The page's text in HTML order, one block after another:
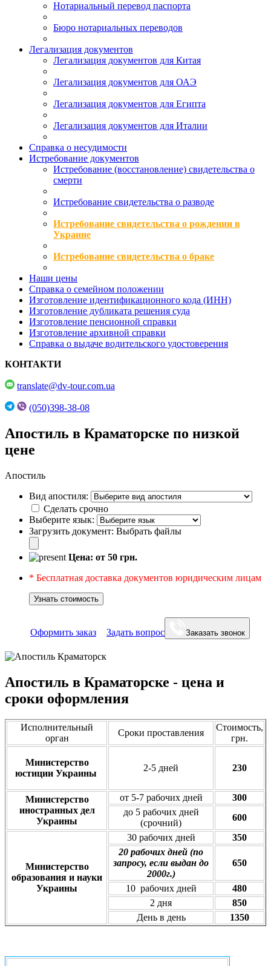
Нотариальный перевод паспорта
Бюро нотариальных переводов
Легализация документов
Легализация документов для Китая
Легализация документов для ОАЭ
Легализация документов для Египта
Легализация документов для Италии
Справка о несудимости
Истребование документов
Истребование (восстановление) свидетельства о
смерти
Истребование свидетельства о разводе
Истребование свидетельства о рождении в
Украине
Истребование свидетельства о браке
Наши цены
Справка о семейном положении
Изготовление идентификационного кода (ИНН)
Изготовление дубликата решения суда
Изготовление пенсионной справки
Изготовление архивной справки
Справка о выдаче водительского удостоверения
КОНТАКТИ
translate@dv-tour.com.ua
(050)398-38-08
Апостиль в Краматорске по низкой
цене
Апостиль
Вид апостиля:
Сделать срочно
Выберите язык:
Загрузить документ: Выбрать файлы
Цена: от 50 грн.
* Бесплатная доставка документов юридическим лицам
Узнать стоимость
Оформить заказ Задать вопрос Заказать звонок
Апостиль в Краматорске - цена и
сроки оформления
Исполнительный
орган
Сроки проставления
Стоимость,
грн.
Министерство
юстиции Украины
2-5 дней 230
Министерство
иностранных дел
Украины
от 5-7 рабочих дней
300
до 5 рабочих дней
(срочний)
600
Министерство
образования и науки
Украины
30 рабочих дней
350
20 рабочих дней (по
запросу, если выдан до
2000г.)
650
10 рабочих дней
480
2 дня
850
День в день
1350